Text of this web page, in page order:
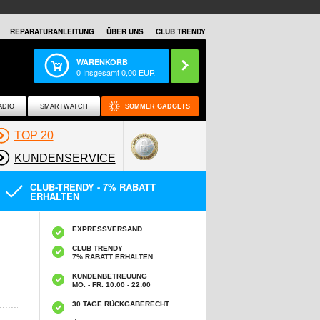
REPARATURANLEITUNG ÜBER UNS CLUB TRENDY
WARENKORB
0 Insgesamt0,00 EUR
SMARTWATCH SOMMER GADGETS
TOP 20
KUNDENSERVICE
CLUB-TRENDY - 7% RABATT
ERHALTEN
EXPRESSVERSAND
CLUB TRENDY
7% RABATT ERHALTEN
KUNDENBETREUUNG
MO. - FR. 10:00 - 22:00
30 TAGE RÜCKGABERECHT